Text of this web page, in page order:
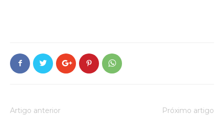
Artigo anterior Próximo artigo